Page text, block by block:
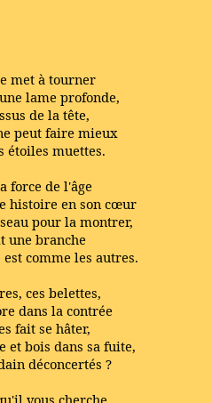
met à tourner
lame profonde,
de la tête,
peut faire mieux
étoiles muettes.
force de l'âge
histoire en son cœur
pour la montrer,
une branche
comme les autres.
ces belettes,
dans la contrée
fait se hâter,
bois dans sa fuite,
déconcertés ?
vous cherche,